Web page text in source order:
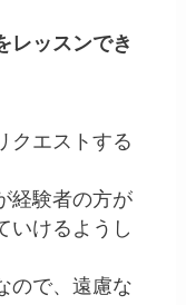
レッスンでき
クエストする
経験者の方が
いけるようし
ので、遠慮な